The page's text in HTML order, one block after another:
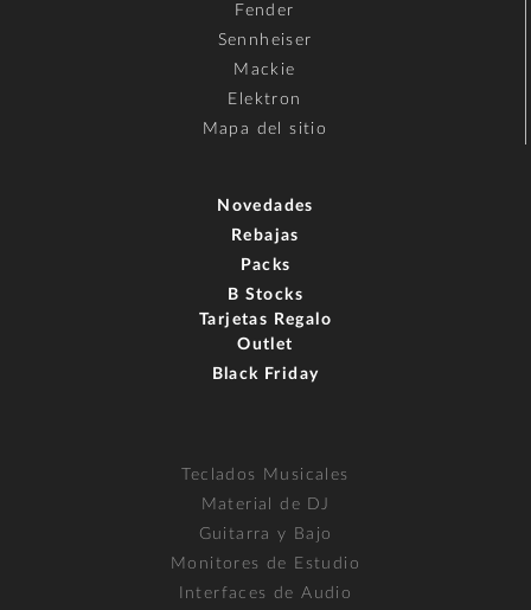
Fender
Sennheiser
Mackie
Elektron
Mapa del sitio
Novedades
Rebajas
Packs
B Stocks
Tarjetas Regalo
Outlet
Black Friday
Teclados Musicales
Material de DJ
Guitarra y Bajo
Monitores de Estudio
Interfaces de Audio